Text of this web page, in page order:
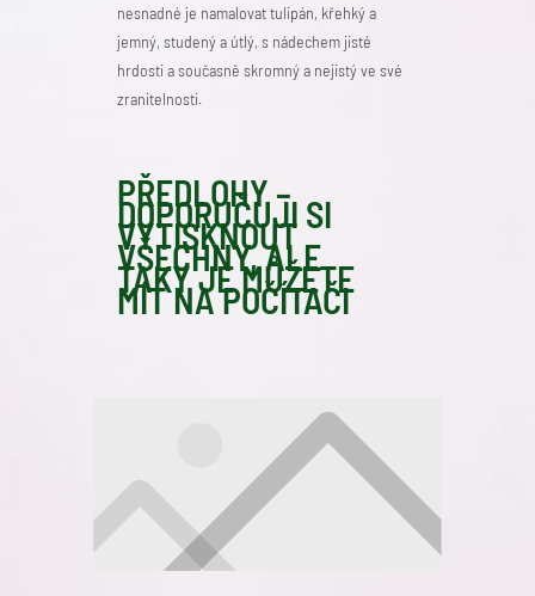
nesnadné je namalovat tulipán, křehký a
jemný, studený a útlý, s nádechem jisté
hrdosti a současně skromný a nejistý ve své
zranitelnosti.
PŘEDLOHY –
DOPORUČUJI SI
VYTISKNOUT
VŠECHNY, ALE
TAKY JE MŮŽETE
MÍT NA POČÍTAČI